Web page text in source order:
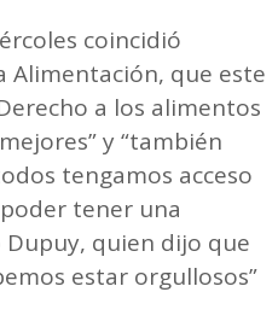
coincidió
Alimentación, que este
a los alimentos
y “también
tengamos acceso
tener una
quien dijo que
estar orgullosos”